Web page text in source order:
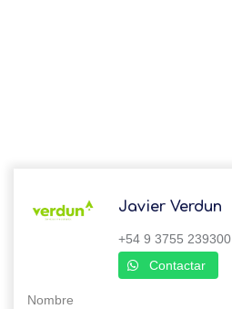
Javier Verdun
+54 9 3755 239300
Contactar
Nombre